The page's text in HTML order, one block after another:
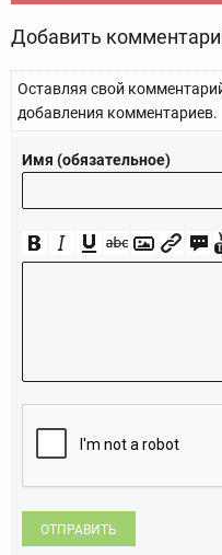
Добавить
Оставляя свой
добавления комментариев.
Имя (обязательное)
ОТПРАВИТЬ